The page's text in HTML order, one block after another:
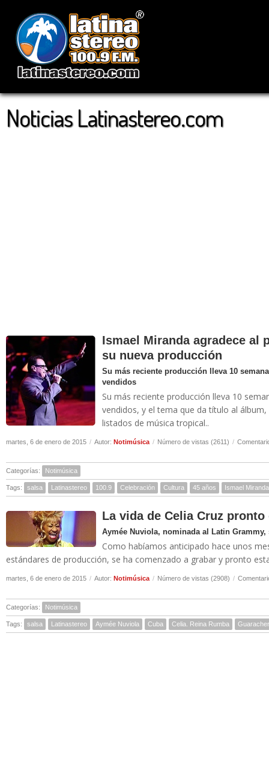
Noticias Latinastereo.com
Ismael Miranda agradece al
su nueva producción
Su más reciente producción lleva 10
vendidos
Su más reciente producción lleva 10
vendidos, y el tema que da título al
listados de música tropical..
martes, 6 de enero de 2015 / Autor: Notimúsica / Número de vistas (2611) /
Categorías: Notimúsica
Tags: salsa Latinastereo 100.9 Celebración Cultura 45 años Ismael
La vida de Celia Cruz pronto
Aymée Nuviola, nominada al Latin
Como habíamos anticipado hace unos
estándares de producción, se ha comenzado a grabar y pronto
martes, 6 de enero de 2015 / Autor: Notimúsica / Número de vistas (2908) /
Categorías: Notimúsica
Tags: salsa Latinastereo Aymée Nuviola Cuba Celia. Reina Rumba